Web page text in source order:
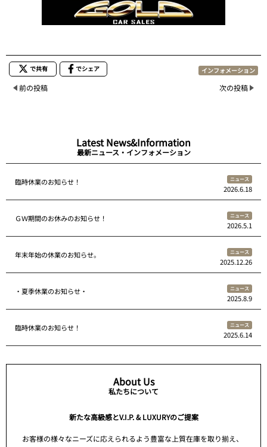
で共有 でシェア インフォメーション
前の投稿 次の投稿
Latest News&Information
最新ニュース・インフォメーション
臨時休業のお知らせ！ ニュース
2026.6.18
ＧＷ期間のお休みのお知らせ！ ニュース
2026.5.1
年末年始の休業のお知らせ。 ニュース
2025.12.26
・夏季休業のお知らせ・ ニュース
2025.8.9
臨時休業のお知らせ！ ニュース
2025.6.14
About Us
私たちについて
新たな高級感とV.I.P. & LUXURYのご提案
お客様の様々なニーズに応えられるよう豊富な上質在庫を取り揃え、